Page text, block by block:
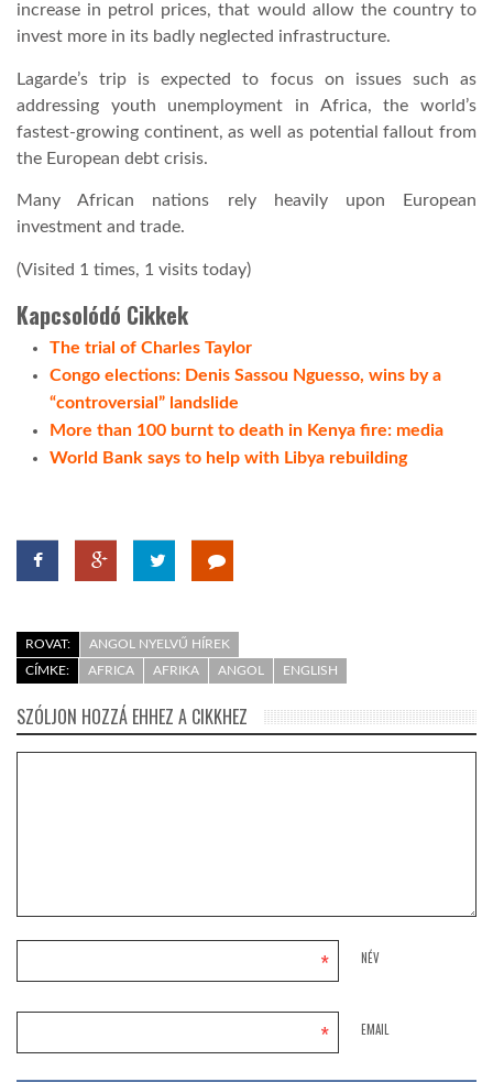
increase in petrol prices, that would allow the country to
invest more in its badly neglected infrastructure.
Lagarde’s trip is expected to focus on issues such as
addressing youth unemployment in Africa, the world’s
fastest-growing continent, as well as potential fallout from
the European debt crisis.
Many African nations rely heavily upon European
investment and trade.
(Visited 1 times, 1 visits today)
Kapcsolódó Cikkek
The trial of Charles Taylor
Congo elections: Denis Sassou Nguesso, wins by a
“controversial” landslide
More than 100 burnt to death in Kenya fire: media
World Bank says to help with Libya rebuilding
ROVAT:
ANGOL NYELVŰ HÍREK
CÍMKE:
AFRICA AFRIKA ANGOL ENGLISH
SZÓLJON HOZZÁ EHHEZ A CIKKHEZ
NÉV
*
EMAIL
*